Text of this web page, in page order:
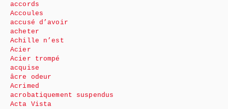
accords
Accoules
accusé d’avoir
acheter
Achille n’est
Acier
Acier trompé
acquise
âcre odeur
Acrimed
acrobatiquement suspendus
Acta Vista